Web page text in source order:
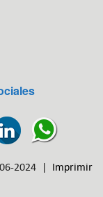
2024 | Imprimir